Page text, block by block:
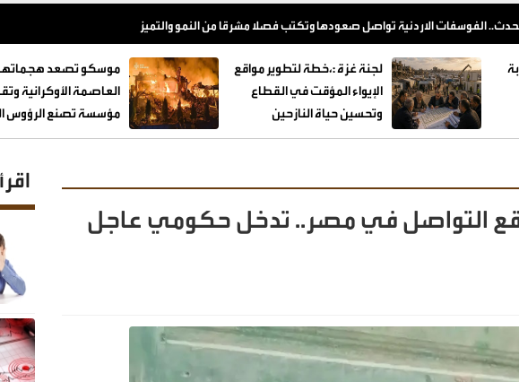
الفوسفات الاردنية تواصل صعودها وتكتب فصلا مشرقا من النمو والتميز
لجنة غزة :،خطة لتطوير مواقع
الإيواء المؤقت في القطاع
وتحسين حياة النازحين
موسكو تصعد
العاصمة الأوكرانية
مؤسسة تصنع الرؤوس
التواصل في مصر.. تدخل حكومي عاجل